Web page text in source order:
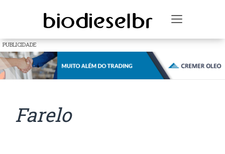
Toggle
PUBLICIDADE
Farelo